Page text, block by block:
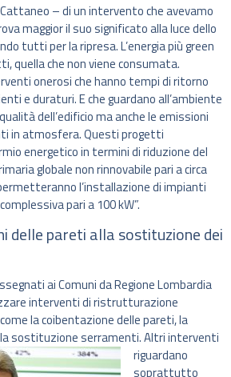
– di un intervento che avevamo
maggior il suo significato alla luce dello
tutti per la ripresa. L’energia più green
quella che non viene consumata.
onerosi che hanno tempi di ritorno
e duraturi. E che guardano all’ambiente
dell’edificio ma anche le emissioni
in atmosfera. Questi progetti
energetico in termini di riduzione del
globale non rinnovabile pari a circa
l’installazione di impianti
pari a 100 kW”.
delle pareti alla sostituzione dei
ai Comuni da Regione Lombardia
interventi di ristrutturazione
la coibentazione delle pareti, la
sostituzione serramenti.Altri interventi
riguardano
soprattutto